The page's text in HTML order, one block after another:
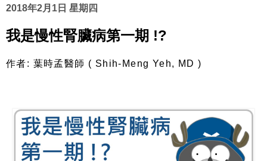
2018年2月1日 星期四
我是慢性腎臟病第一期 !?
作者: 葉時孟醫師 ( Shih-Meng Yeh, MD )